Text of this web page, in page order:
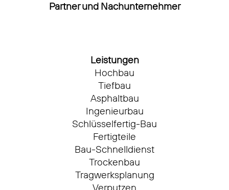
Partner und Nachunternehmer
Leistungen
Hochbau
Tiefbau
Asphaltbau
Ingenieurbau
Schlüsselfertig-Bau
Fertigteile
Bau-Schnelldienst
Trockenbau
Tragwerksplanung